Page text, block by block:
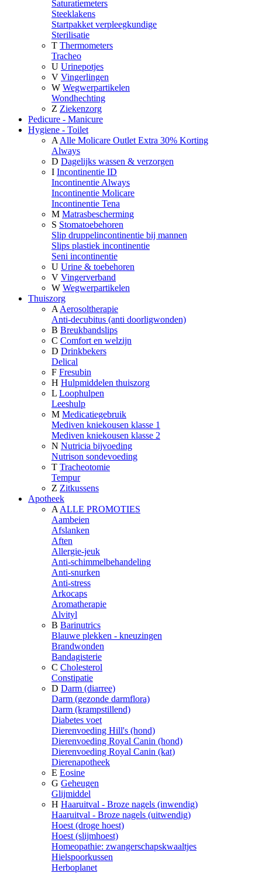
Saturatiemeters
Steeklakens
Startpakket verpleegkundige
Sterilisatie
T Thermometers
Tracheo
U Urinepotjes
V Vingerlingen
W Wegwerpartikelen
Wondhechting
Z Ziekenzorg
Pedicure - Manicure
Hygiene - Toilet
A Alle Molicare Outlet Extra 30% Korting
Always
D Dagelijks wassen & verzorgen
I Incontinentie ID
Incontinentie Always
Incontinentie Molicare
Incontinentie Tena
M Matrasbescherming
S Stomatoebehoren
Slip druppelincontinentie bij mannen
Slips plastiek incontinentie
Seni incontinentie
U Urine & toebehoren
V Vingerverband
W Wegwerpartikelen
Thuiszorg
A Aerosoltherapie
Anti-decubitus (anti doorligwonden)
B Breukbandslips
C Comfort en welzijn
D Drinkbekers
Delical
F Fresubin
H Hulpmiddelen thuiszorg
L Loophulpen
Leeshulp
M Medicatiegebruik
Mediven kniekousen klasse 1
Mediven kniekousen klasse 2
N Nutricia bijvoeding
Nutrison sondevoeding
T Tracheotomie
Tempur
Z Zitkussens
Apotheek
A ALLE PROMOTIES
Aambeien
Afslanken
Aften
Allergie-jeuk
Anti-schimmelbehandeling
Anti-snurken
Anti-stress
Arkocaps
Aromatherapie
Alvityl
B Barinutrics
Blauwe plekken - kneuzingen
Brandwonden
Bandagisterie
C Cholesterol
Constipatie
D Darm (diarree)
Darm (gezonde darmflora)
Darm (krampstillend)
Diabetes voet
Dierenvoeding Hill's (hond)
Dierenvoeding Royal Canin (hond)
Dierenvoeding Royal Canin (kat)
Dierenapotheek
E Eosine
G Geheugen
Glijmiddel
H Haaruitval - Broze nagels (inwendig)
Haaruitval - Broze nagels (uitwendig)
Hoest (droge hoest)
Hoest (slijmhoest)
Homeopathie: zwangerschapskwaaltjes
Hielspoorkussen
Herboplanet